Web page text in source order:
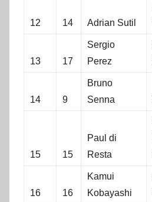
12 14 Adrian Sutil
13 17
Sergio
Perez
14 9
Bruno
Senna
15 15
Paul di
Resta
16 16
Kamui
Kobayashi